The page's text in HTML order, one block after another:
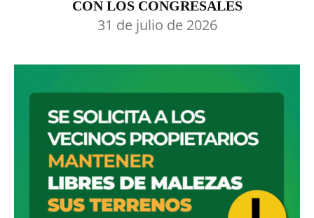
CON LOS CONGRESALES
31 de julio de 2026